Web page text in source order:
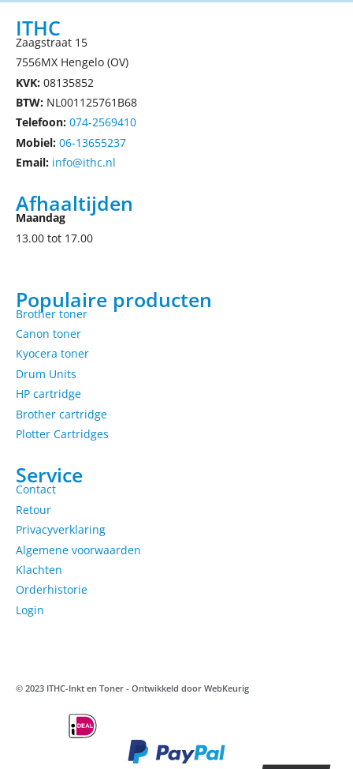
ITHC
Zaagstraat 15
7556MX Hengelo (OV)
KVK: 08135852
BTW: NL001125761B68
Telefoon: 074-2569410
Mobiel: 06-13655237
Email: info@ithc.nl
Afhaaltijden
Maandag
13.00 tot 17.00
Populaire producten
Brother toner
Canon toner
Kyocera toner
Drum Units
HP cartridge
Brother cartridge
Plotter Cartridges
Service
Contact
Retour
Privacyverklaring
Algemene voorwaarden
Klachten
Orderhistorie
Login
© 2023 ITHC-Inkt en Toner - Ontwikkeld door WebKeurig